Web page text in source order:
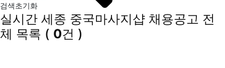
검색초기화
실시간 세종 중국마사지샵 채용공고 전
체 목록 ( 0건 )